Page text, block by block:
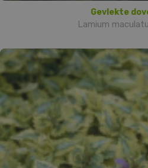
Gevlekte
Lamium